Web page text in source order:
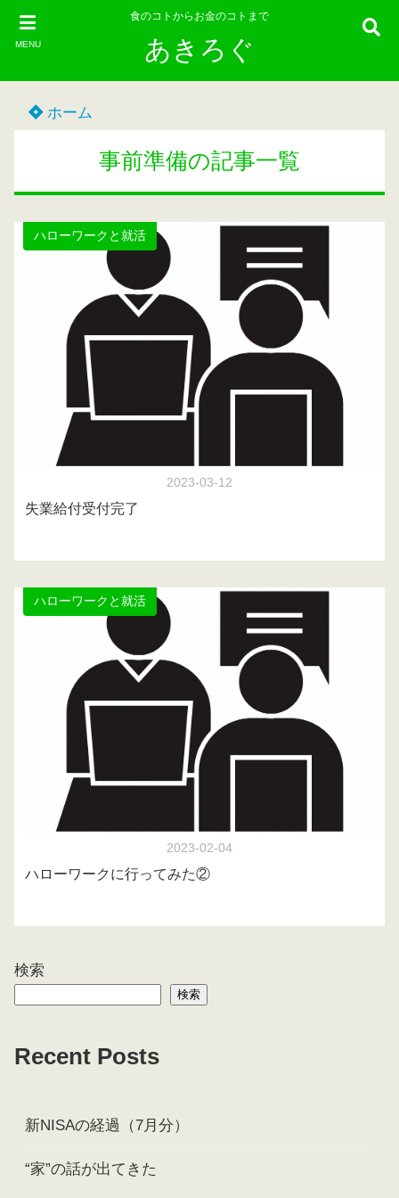
MENU
食のコトからお金のコトまで
あきろぐ
ホーム
事前準備の記事一覧
ハローワークと就活
2023-03-12
失業給付受付完了
ハローワークと就活
2023-02-04
ハローワークに行ってみた②
検索
検索
Recent Posts
新NISAの経過（7月分）
“家”の話が出てきた